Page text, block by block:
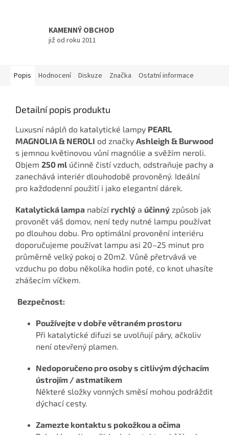
KAMENNÝ OBCHOD
již od roku 2011
Popis Hodnocení Diskuze Značka Ostatní informace
Detailní popis produktu
Luxusní náplň do katalytické lampy PEARL
MAGNOLIA & NEROLI od značky Ashleigh & Burwood
s jemnou květinovou vůní magnólie a svěžím neroli.
Objem 250 ml účinně čistí vzduch, odstraňuje pachy a
zanechává interiér dlouhodobě provoněný. Ideální
pro každodenní použití i jako elegantní dárek.
Katalytická lampa nabízí rychlý a účinný způsob jak
provonět váš domov, není tedy nutné lampu používat
po dlouhou dobu. Pro optimální provonění interiéru
doporučujeme používat lampu asi 20–25 minut pro
průměrně velký pokoj o 20m2. Vůně přetrvává ve
vzduchu po dobu několika hodin poté, co knot uhasíte
zhášecím víčkem.
Bezpečnost:
Používejte v dobře větraném prostoru
Při katalytické difuzi se uvolňují páry, ačkoliv
není otevřený plamen.
Nedoporučeno pro osoby s citlivým dýchacím
ústrojím / astmatikem
Některé složky vonných směsí mohou podráždit
dýchací cesty.
Zamezte kontaktu s pokožkou a očima